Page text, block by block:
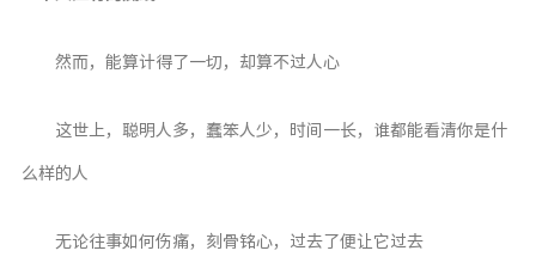
然而，能算计得了一切，却算不过人心
这世上，聪明人多，蠢笨人少，时间一长，谁都能看清你是什
么样的人
无论往事如何伤痛，刻骨铭心，过去了便让它过去